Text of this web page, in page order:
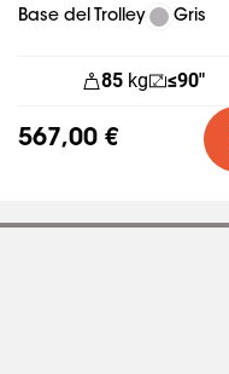
Base del Trolley Gris
85 kg ≤90"
567,00 €